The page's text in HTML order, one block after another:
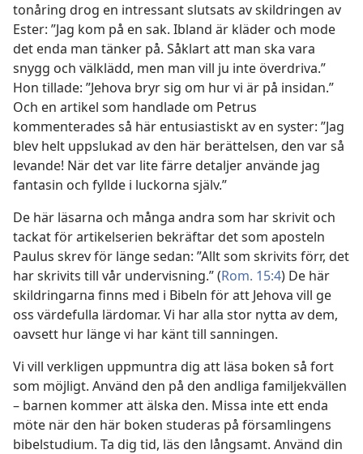
tonåring drog en intressant slutsats av skildringen av
Ester: ”Jag kom på en sak. Ibland är kläder och mode
det enda man tänker på. Såklart att man ska vara
snygg och välklädd, men man vill ju inte överdriva.”
Hon tillade: ”Jehova bryr sig om hur vi är på insidan.”
Och en artikel som handlade om Petrus
kommenterades så här entusiastiskt av en syster: ”Jag
blev helt uppslukad av den här berättelsen, den var så
levande! När det var lite färre detaljer använde jag
fantasin och fyllde i luckorna själv.”
De här läsarna och många andra som har skrivit och
tackat för artikelserien bekräftar det som aposteln
Paulus skrev för länge sedan: ”Allt som skrivits förr, det
har skrivits till vår undervisning.” (Rom. 15:4) De här
skildringarna finns med i Bibeln för att Jehova vill ge
oss värdefulla lärdomar. Vi har alla stor nytta av dem,
oavsett hur länge vi har känt till sanningen.
Vi vill verkligen uppmuntra dig att läsa boken så fort
som möjligt. Använd den på den andliga familjekvällen
– barnen kommer att älska den. Missa inte ett enda
möte när den här boken studeras på församlingens
bibelstudium. Ta dig tid, läs den långsamt. Använd din